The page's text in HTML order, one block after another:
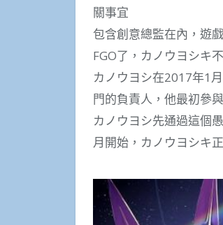
關事宜
包含創意總監在內，遊
FGO了，カノウヨシキ
カノウヨシ在2017年1
門的負責人，他最初參
カノウヨシ先通過這個
月開始，カノウヨシキ